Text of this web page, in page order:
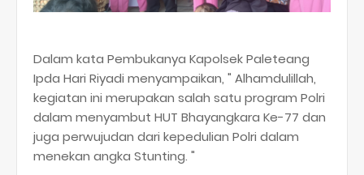
Dalam kata Pembukanya Kapolsek Paleteang
Ipda Hari Riyadi menyampaikan, " Alhamdulillah,
kegiatan ini merupakan salah satu program Polri
dalam menyambut HUT Bhayangkara Ke-77 dan
juga perwujudan dari kepedulian Polri dalam
menekan angka Stunting. "